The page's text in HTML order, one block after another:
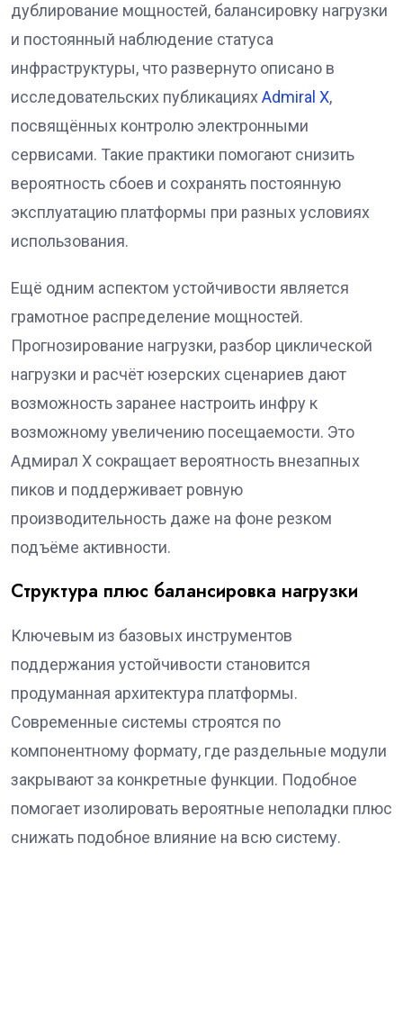
дублирование мощностей, балансировку нагрузки
и постоянный наблюдение статуса
инфраструктуры, что развернуто описано в
исследовательских публикацияхAdmiral X,
посвящённых контролю электронными
сервисами. Такие практики помогают снизить
вероятность сбоев и сохранять постоянную
эксплуатацию платформы при разных условиях
использования.
Ещё одним аспектом устойчивости является
грамотное распределение мощностей.
Прогнозирование нагрузки, разбор циклической
нагрузки и расчёт юзерских сценариев дают
возможность заранее настроить инфру к
возможному увеличению посещаемости. Это
Адмирал Х сокращает вероятность внезапных
пиков и поддерживает ровную
производительность даже на фоне резком
подъёме активности.
Структура плюс балансировка нагрузки
Ключевым из базовых инструментов
поддержания устойчивости становится
продуманная архитектура платформы.
Современные системы строятся по
компонентному формату, где раздельные модули
закрывают за конкретные функции. Подобное
помогает изолировать вероятные неполадки плюс
снижать подобное влияние на всю систему.